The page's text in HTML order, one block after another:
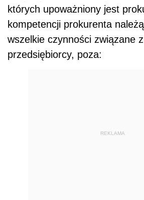
których upoważniony jest
kompetencji prokurenta
wszelkie czynności związane
przedsiębiorcy, poza:
REKLAMA